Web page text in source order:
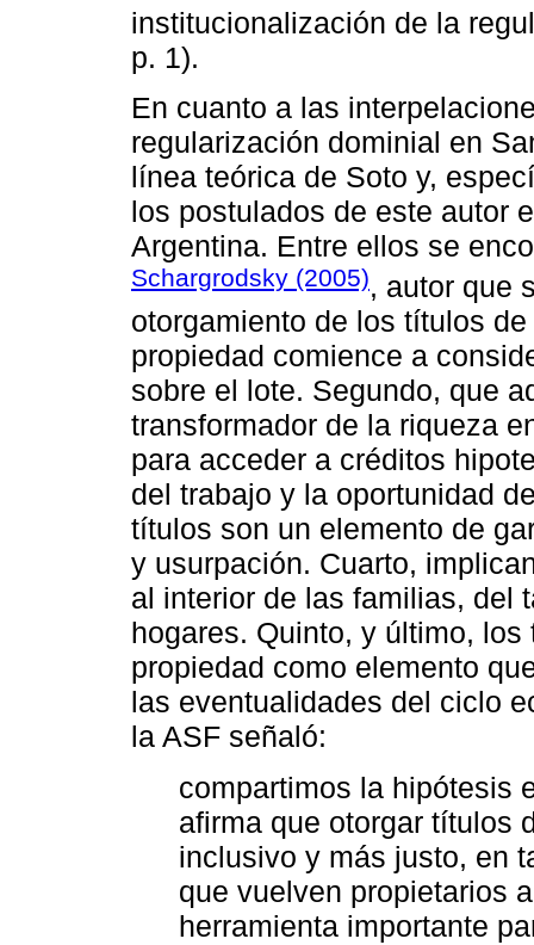
institucionalización de la
p. 1).
En cuanto a las
regularización dominial en
línea teórica de Soto y,
los postulados de este autor
Argentina. Entre ellos se
Schargrodsky (2005), autor que
otorgamiento de los títulos
propiedad comience a
sobre el lote. Segundo, que
transformador de la riqueza
para acceder a créditos
del trabajo y la oportunidad
títulos son un elemento de
y usurpación. Cuarto,
al interior de las familias, del
hogares. Quinto, y último,
propiedad como elemento
las eventualidades del ciclo
la ASF señaló:
compartimos la hipótesis
afirma que otorgar títulos
inclusivo y más justo, en
que vuelven propietarios
herramienta importante